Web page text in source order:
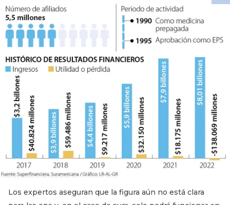
Los expertos aseguran que la figura aún no está clara